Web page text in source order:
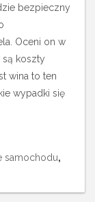
bezpieczny
Oceni on w
są koszty
wina to ten
wypadki się
samochodu,